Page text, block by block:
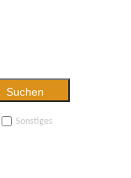
Suchen
Sonstiges